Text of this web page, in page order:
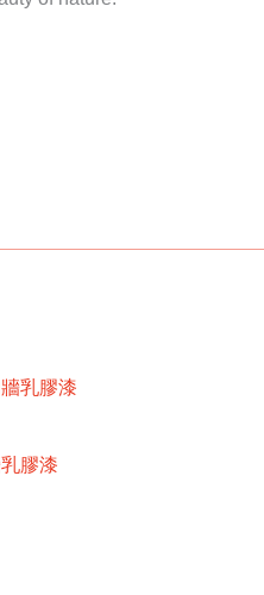
乳膠漆
膠漆